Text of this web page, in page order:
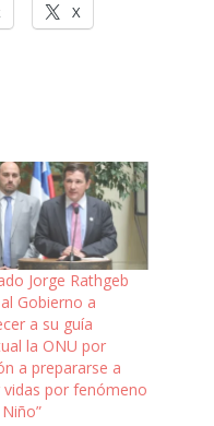
X
Jorge Rathgeb
Gobierno a
a su guía
la ONU por
a prepararse a
vidas por fenómeno
Niño”